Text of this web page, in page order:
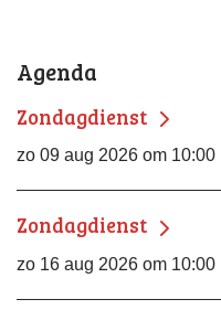
Agenda
Zondagdienst
zo 09 aug 2026 om 10:00
Zondagdienst
zo 16 aug 2026 om 10:00